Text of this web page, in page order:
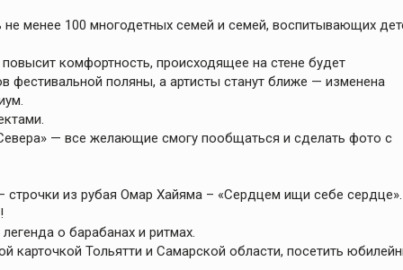
менее 100 многодетных семей и семей, воспитывающих
комфортность, происходящее на стене будет
фестивальной поляны, а артисты станут ближе — изменена
— все желающие смогу пообщаться и сделать фото с
из рубая Омар Хайяма – «Сердцем ищи себе сердце».
о барабанах и ритмах.
карточкой Тольятти и Самарской области, посетить